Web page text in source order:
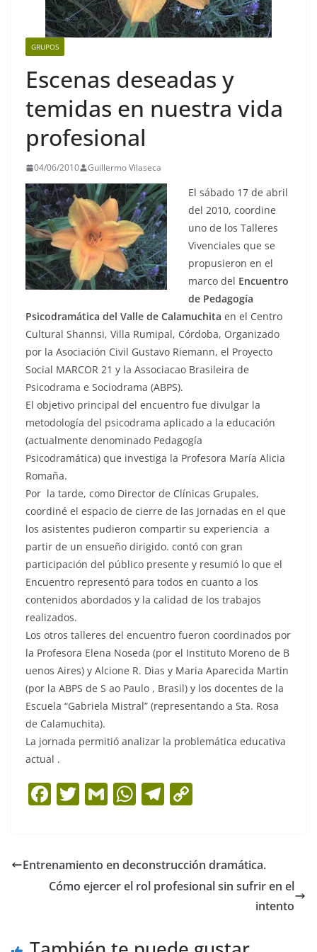
GRUPOS
Escenas deseadas y
temidas en nuestra vida
profesional
04/06/2010 Guillermo Vilaseca
El sábado 17 de abril
del 2010, coordine
uno de los Talleres
Vivenciales que se
propusieron en el
marco del Encuentro
de Pedagogía
Psicodramática del Valle de Calamuchita en el Centro
Cultural Shannsi, Villa Rumipal, Córdoba, Organizado
por la Asociación Civil Gustavo Riemann, el Proyecto
Social MARCOR 21 y la Associacao Brasileira de
Psicodrama e Sociodrama (ABPS).
El objetivo principal del encuentro fue divulgar la
metodología del psicodrama aplicado a la educación
(actualmente denominado Pedagogía
Psicodramática) que investiga la Profesora María Alicia
Romaña.
Por la tarde, como Director de Clínicas Grupales,
coordiné el espacio de cierre de las Jornadas en el que
los asistentes pudieron compartir su experiencia a
partir de un ensueño dirigido. contó con gran
participación del público presente y resumió lo que el
Encuentro representó para todos en cuanto a los
contenidos abordados y la calidad de los trabajos
realizados.
Los otros talleres del encuentro fueron coordinados por
la Profesora Elena Noseda (por el Instituto Moreno de B
uenos Aires) y Alcione R. Dias y Maria Aparecida Martin
(por la ABPS de S ao Paulo , Brasil) y los docentes de la
Escuela “Gabriela Mistral” (representando a Sta. Rosa
de Calamuchita).
La jornada permitió analizar la problemática educativa
actual .
F
e
b
T
er
G
l
W
s
A
T
gr
a
y
Li
Entrenamiento en deconstrucción dramática.
Cómo ejercer el rol profesional sin sufrir en el
intento